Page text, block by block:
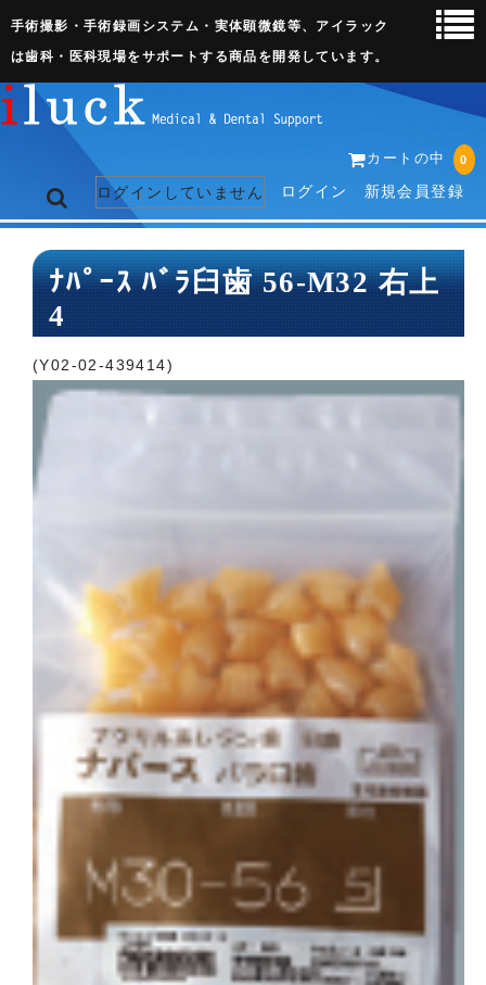
手術撮影・手術録画システム・実体顕微鏡等、アイラック
は歯科・医科現場をサポートする商品を開発しています。
カートの中 0
ログインしていません ログイン 新規会員登録
トップページ
ネット販売ページ
歯科関連機器
3D実体顕微鏡
ﾅﾊﾟｰｽ ﾊﾞﾗ臼歯 56-M32 右上
4
(Y02-02-439414)